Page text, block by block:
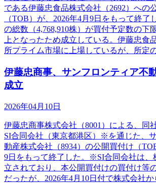
である伊藤忠食品株式会社（2692）への
（TOB）が、2026年4月9日をもって終了
の総数（4,768,910株）が買付予定数の下
上となったため成立している。伊藤忠食
所プライム市場に上場しているが、所定
伊藤忠商事、サンフロンティア不
成立
2026年04月10日
伊藤忠商事株式会社（8001）による、同
SI合同会社（東京都港区）※を通じた、
動産株式会社（8934）の公開買付け（
9日をもって終了した。※SI合同会社は、
立されており、本公開買付けの買付け等
だったが、2026年4月10日付で株式会社